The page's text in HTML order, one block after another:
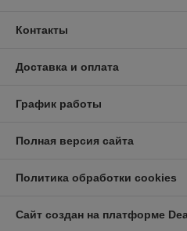
Контакты
Доставка и оплата
График работы
Полная версия сайта
Политика обработки cookies
Сайт создан на платформе